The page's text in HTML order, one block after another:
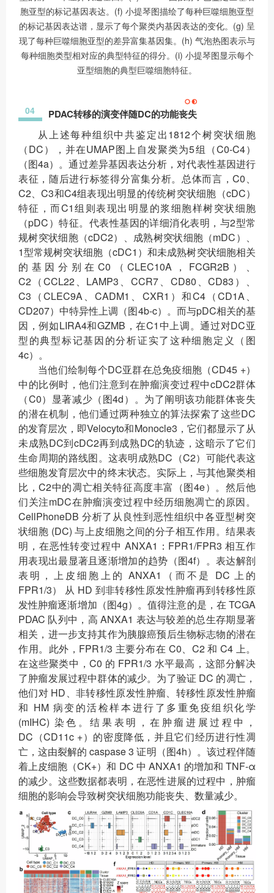
胞亚型的标记基因表达。(f) 小提琴图描绘了每种巨噬细胞亚型
的标记基因表达谱，显示了每个聚类内基因表达的变化。(g) 呈
现了每种巨噬细胞亚型的差异富集基因集。(h) 气泡热图表示与
每种细胞类型相对应的典型特征的得分。(i) 小提琴图显示每个
亚型细胞的典型巨噬细胞特征。
04 PDAC转移的演变伴随DC的功能丧失
从上述每种组织中共鉴定出1812个树突状细胞
（DC），并在UMAP图上自发聚类为5组（C0-C4）
（图4a）。通过差异基因表达分析，对代表性基因进行
表征，随后进行标签得分富集分析。总体而言，C0、
C2、C3和C4组表现出明显的传统树突状细胞（cDC）
特征，而C1组则表现出明显的浆细胞样树突状细胞
（pDC）特征。代表性基因的详细消化表明，与2型常
规树突状细胞（cDC2）、成熟树突状细胞（mDC）、
1型常规树突状细胞（cDC1）和未成熟树突状细胞相关
的基因分别在C0（CLEC10A，FCGR2B）、
C2（CCL22、LAMP3、CCR7、CD80、CD83）、
C3（CLEC9A、CADM1、CXR1）和C4（CD1A、
CD207）中特异性上调（图4b-c）。而与pDC相关的基
因，例如LIRA4和GZMB，在C1中上调。通过对DC亚
型的典型标记基因的分析证实了这种细胞定义（图
4c）。
当他们绘制每个DC亚群在总免疫细胞（CD45 +）
中的比例时，他们注意到在肿瘤演变过程中cDC2群体
（C0）显著减少（图4d）。为了阐明该功能群体丧失
的潜在机制，他们通过两种独立的算法探索了这些DC
的发育层次，即Velocyto和Monocle3，它们都显示了从
未成熟DC到cDC2再到成熟DC的轨迹，这暗示了它们
生命周期的路线图。这表明成熟DC（C2）可能代表这
些细胞发育层次中的终末状态。实际上，与其他聚类相
比，C2中的凋亡相关特征高度丰富（图4e）。然后他
们关注mDC在肿瘤演变过程中经历细胞凋亡的原因。
CellPhoneDB 分析了从良性到恶性组织中各亚型树突
状细胞 (DC) 与上皮细胞之间的分子相互作用。结果表
明，在恶性转变过程中 ANXA1：FPR1/FPR3 相互作
用表现出最显著且逐渐增加的趋势（图4f）。表达解剖
表明，上皮细胞上的 ANXA1（而不是 DC 上的
FPR1/3） 从 HD 到非转移性原发性肿瘤再到转移性原
发性肿瘤逐渐增加（图4g）。值得注意的是，在 TCGA
PDAC 队列中，高 ANXA1 表达与较差的总生存期显著
相关，进一步支持其作为胰腺癌预后生物标志物的潜在
作用。此外，FPR1/3 主要分布在 C0、C2 和 C4 上。
在这些聚类中，C0 的 FPR1/3 水平最高，这部分解决
了肿瘤发展过程中群体的减少。为了验证 DC 的凋亡，
他们对 HD、非转移性原发性肿瘤、转移性原发性肿瘤
和 HM 病变的活检样本进行了多重免疫组织化学
(mIHC) 染色。结果表明，在肿瘤进展过程中，
DC（CD11c +）的密度降低，并且它们经历进行性凋
亡，这由裂解的 caspase 3 证明（图4h）。该过程伴随
着上皮细胞（CK+）和 DC 中 ANXA1 的增加和 TNF-α
的减少。这些数据都表明，在恶性进展的过程中，肿瘤
细胞的影响会导致树突状细胞功能丧失、数量减少。